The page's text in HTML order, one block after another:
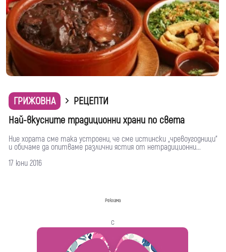
ГРИЖОВНА
РЕЦЕПТИ
Най-вкусните традиционни храни по света
Ние хората сме така устроени, че сме истински „чревоугодници“
и обичаме да опитваме различни ястия от нетрадиционни...
17 юни 2016
Реклама
с